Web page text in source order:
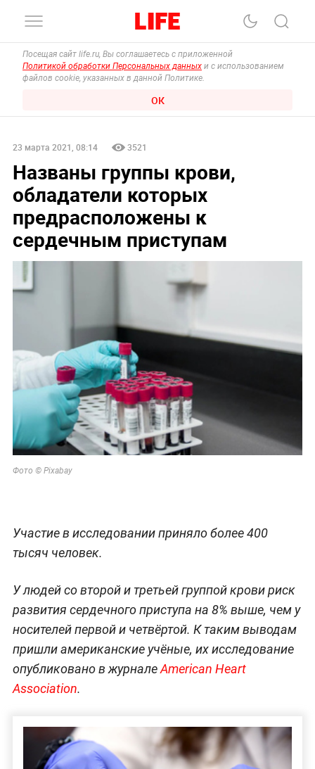
Посещая сайт life.ru, Вы соглашаетесь с приложенной
Политикой обработки Персональных данных и с использованием
файлов cookie, указанных в данной Политике.
ОК
23 марта 2021, 08:14 3521
Названы группы крови,
обладатели которых
предрасположены к
сердечным приступам
Фото © Pixabay
Участие в исследовании приняло более 400
тысяч человек.
У людей со второй и третьей группой крови риск
развития сердечного приступа на 8% выше, чем у
носителей первой и четвёртой. К таким выводам
пришли американские учёные, их исследование
опубликовано в журналеAmerican Heart
Association.